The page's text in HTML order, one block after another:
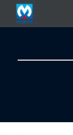
Aller au contenu